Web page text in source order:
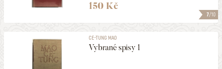
7/10
150 Kč
CE-TUNG MAO
Vybrané spisy 1